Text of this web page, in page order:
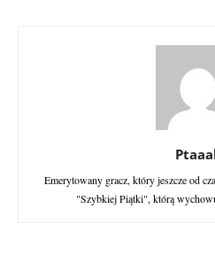
Emerytowany gracz, który jeszcze od
"Szybkiej Piątki", którą